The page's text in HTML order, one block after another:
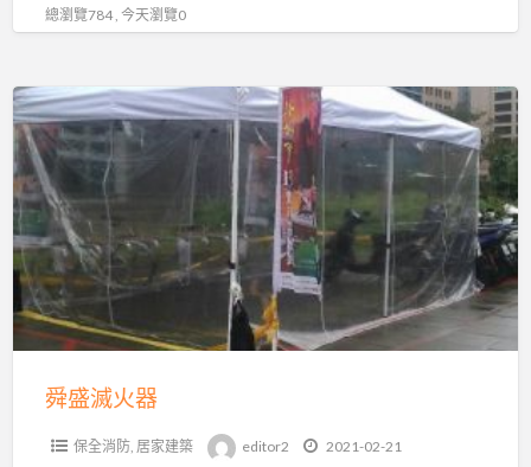
總瀏覽784 , 今天瀏覽0
舜
盛
滅
火
器
舜盛滅火器
保全消防, 居家建築 editor2 2021-02-21